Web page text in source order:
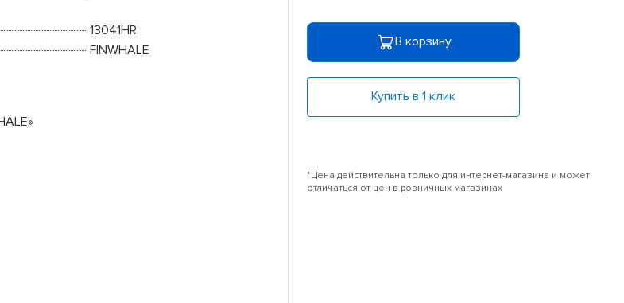
13041HR
FINWHALE
В корзину
Купить в 1 клик
*Цена действительна только для интернет-магазина и может
отличаться от цен в розничных магазинах